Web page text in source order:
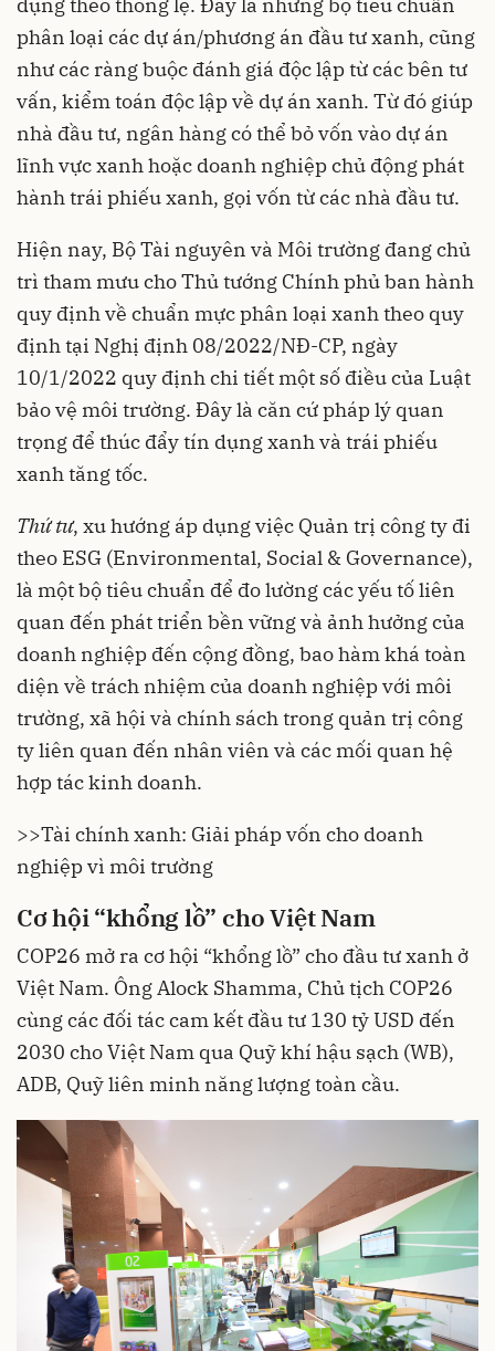
phân loại các dự án/phương án đầu tư xanh, cũng
như các ràng buộc đánh giá độc lập từ các bên tư
vấn, kiểm toán độc lập về dự án xanh. Từ đó giúp
nhà đầu tư, ngân hàng có thể bỏ vốn vào dự án
lĩnh vực xanh hoặc doanh nghiệp chủ động phát
hành trái phiếu xanh, gọi vốn từ các nhà đầu tư.
Hiện nay, Bộ Tài nguyên và Môi trường đang chủ
trì tham mưu cho Thủ tướng Chính phủ ban hành
quy định về chuẩn mực phân loại xanh theo quy
định tại Nghị định 08/2022/NĐ-CP, ngày
10/1/2022 quy định chi tiết một số điều của Luật
bảo vệ môi trường. Đây là căn cứ pháp lý quan
trọng để thúc đẩy tín dụng xanh và trái phiếu
xanh tăng tốc.
Thứ tư, xu hướng áp dụng việc Quản trị công ty đi
theo ESG (Environmental, Social & Governance),
là một bộ tiêu chuẩn để đo lường các yếu tố liên
quan đến phát triển bền vững và ảnh hưởng của
doanh nghiệp đến cộng đồng, bao hàm khá toàn
diện về trách nhiệm của doanh nghiệp với môi
trường, xã hội và chính sách trong quản trị công
ty liên quan đến nhân viên và các mối quan hệ
hợp tác kinh doanh.
>>Tài chính xanh: Giải pháp vốn cho doanh
nghiệp vì môi trường
Cơhội “khổng lồ” cho Việt Nam
COP26 mở ra cơ hội “khổng lồ” cho đầu tư xanh ở
Việt Nam. Ông Alock Shamma, Chủ tịch COP26
cùng các đối tác cam kết đầu tư 130 tỷ USD đến
2030 cho Việt Nam qua Quỹ khí hậu sạch (WB),
ADB, Quỹ liên minh năng lượng toàn cầu.